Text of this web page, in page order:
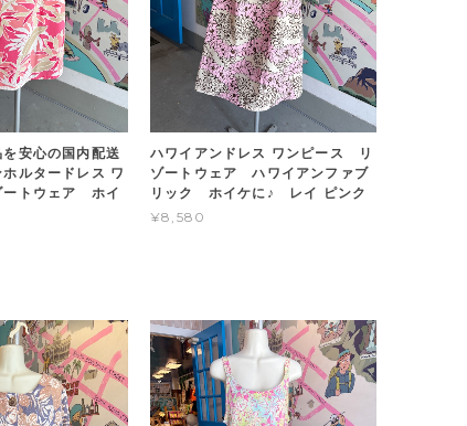
安心の国内配送
ルタードレス ワ
トウェア ホイ
ハワイアンドレス ワンピース リ
ゾートウェア ハワイアンファブ
リック ホイケに♪ レイ ピンク
¥8,580